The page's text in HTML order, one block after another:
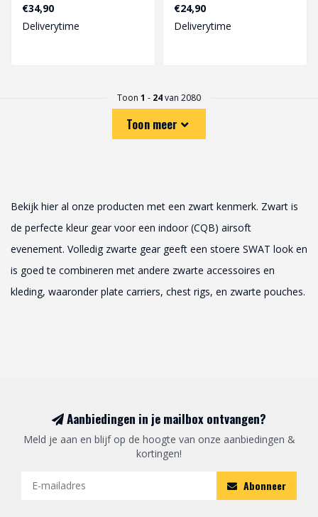
€34,90
Deliverytime
ontworpen is om..
€24,90
Deliverytime
Toon 1 - 24van 2080
Toon meer
Bekijk hier al onze producten met een zwart kenmerk. Zwart is
de perfecte kleur gear voor een indoor (CQB) airsoft
evenement. Volledig zwarte gear geeft een stoere SWAT look en
is goed te combineren met andere zwarte accessoires en
kleding, waaronder plate carriers, chest rigs, en zwarte pouches.
Aanbiedingen in je mailbox ontvangen?
Meld je aan en blijf op de hoogte van onze aanbiedingen &
kortingen!
Abonneer